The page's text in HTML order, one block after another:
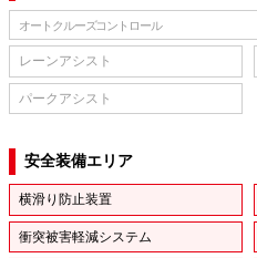
オートクルーズコントロール
レーンアシスト
パークアシスト
安全装備エリア
横滑り防止装置
衝突被害軽減システム